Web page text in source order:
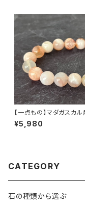
【一点もの】マダガスカ
リーブロッサムアゲート（
瑙） 8mm ブレスレット【
¥5,980
CATEGORY
石の種類から選ぶ